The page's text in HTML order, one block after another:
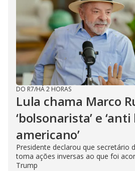
DO R7/HÁ 2 HORAS
Lula chama Marco
‘bolsonarista’ e
americano’
Presidente declarou que secretário
toma ações inversas ao que foi
Trump